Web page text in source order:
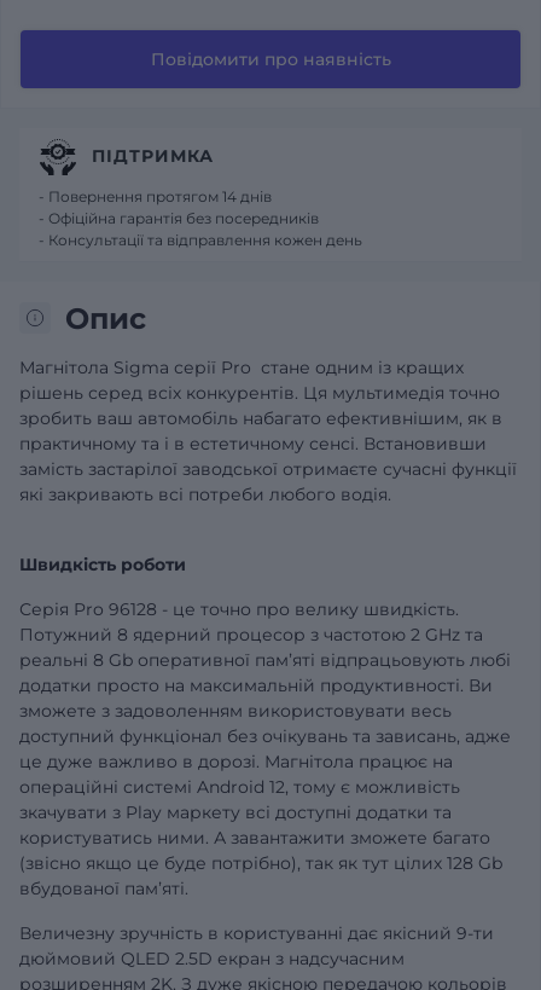
Повідомити про наявність
Опис
Магнітола Sigma серії Pro стане одним із кращих
рішень серед всіх конкурентів. Ця мультимедія точно
зробить ваш автомобіль набагато ефективнішим, як в
практичному та і в естетичному сенсі. Встановивши
замість застарілої заводської отримаєте сучасні функції
які закривають всі потреби любого водія.
Швидкість роботи
Серія Pro 96128 - це точно про велику швидкість.
Потужний 8 ядерний процесор з частотою 2 GHz та
реальні 8 Gb оперативної памʼяті відпрацьовують любі
додатки просто на максимальній продуктивності. Ви
зможете з задоволенням використовувати весь
доступний функціонал без очікувань та зависань, адже
це дуже важливо в дорозі. Магнітола працює на
операційні системі Android 12, тому є можливість
зкачувати з Play маркету всі доступні додатки та
користуватись ними. А завантажити зможете багато
(звісно якщо це буде потрібно), так як тут цілих 128 Gb
вбудованої памʼяті.
Величезну зручність в користуванні дає якісний 9-ти
дюймовий QLED 2.5D екран з надсучасним
розширенням 2K. З дуже якісною передачою кольорів
ПІДТРИМКА
- Повернення протягом 14 днів
- Офіційна гарантія без посередників
- Консультації та відправлення кожен день